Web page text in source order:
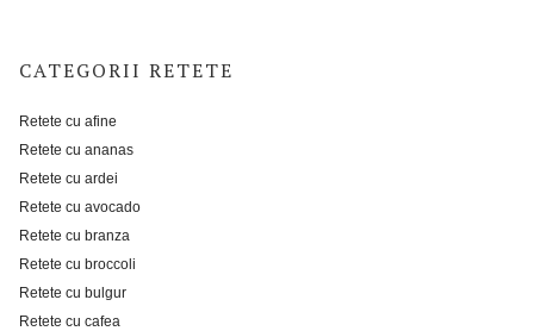
CATEGORII RETETE
Retete cu afine
Retete cu ananas
Retete cu ardei
Retete cu avocado
Retete cu branza
Retete cu broccoli
Retete cu bulgur
Retete cu cafea